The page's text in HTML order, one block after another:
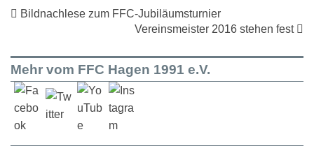
Bildnachlese zum FFC-Jubiläumsturnier
Vereinsmeister 2016 stehen fest
Mehr vom FFC Hagen 1991 e.V.